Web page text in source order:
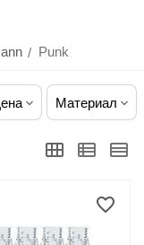
/ Punk
Материал